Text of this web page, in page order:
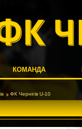
КОМАНДА
ФК Чернігів U-10